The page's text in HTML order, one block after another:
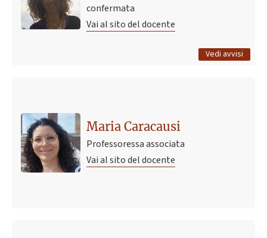
confermata
Vai al sito del docente
Vedi avvisi
Tutti gli avvisi
Maria Caracausi
Professoressa associata
Vai al sito del docente